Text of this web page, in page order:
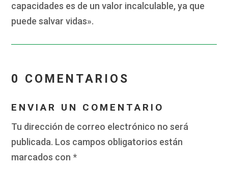
capacidades es de un valor incalculable, ya que
puede salvar vidas».
0 COMENTARIOS
ENVIAR UN COMENTARIO
Tu dirección de correo electrónico no será
publicada. Los campos obligatorios están
marcados con *